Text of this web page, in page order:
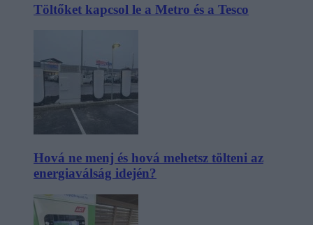
Töltőket kapcsol le a Metro és a Tesco
Hová ne menj és hová mehetsz tölteni az
energiaválság idején?